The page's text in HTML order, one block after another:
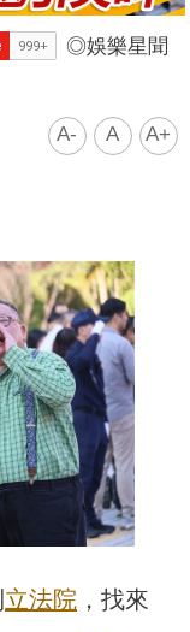
◎娛樂星聞
A- A A+
立法院 ，找來